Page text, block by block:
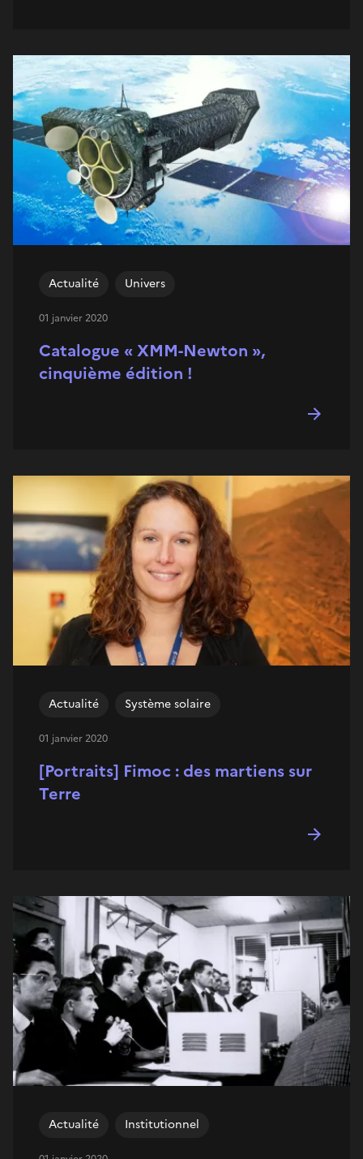
Catalogue « XMM-Newton »,
cinquième édition !
Actualité Univers
01 janvier 2020
[Portraits] Fimoc : des martiens sur
Terre
Actualité Système solaire
01 janvier 2020
Actualité Institutionnel